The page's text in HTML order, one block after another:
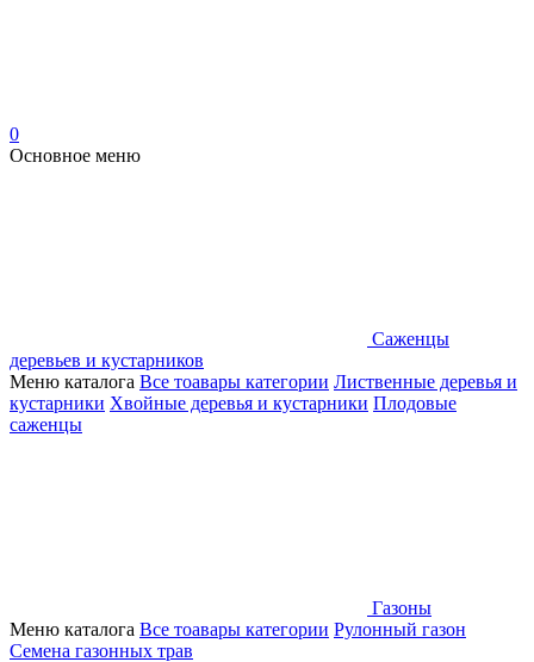
0
Основное меню
Саженцы
деревьев и кустарников
Меню каталога Все тоавары категории Лиственные деревья и
кустарники Хвойные деревья и кустарники Плодовые
саженцы
Газоны
Меню каталога Все тоавары категории Рулонный газон
Семена газонных трав